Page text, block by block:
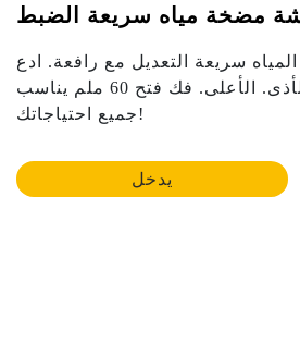
مضخة مياه سريعة الضبط
سريعة التعديل مع رافعة. ادع
يدك من الشيء والأذى. الأعلى. فك فتح 60 ملم يناسب
جميع احتياجاتك!
يدخل